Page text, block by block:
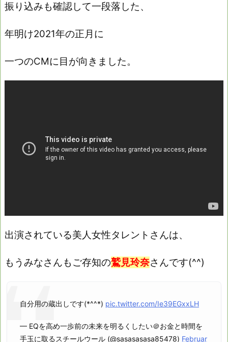
振り込みも確認して一段落した、
年明け2021年の正月に
一つのCMに目が向きました。
出演されている美人女性タレントさんは、
もうみなさんもご存知の鷲見玲奈さんです(^^)
自分用の蔵出しです(*^^*) pic.twitter.com/Ie39EGxxLH
— EQを高め一歩前の未来を明るくしたい＠お金と時間を
手玉に取るスチールウール (@sasasasasa85478) Februar